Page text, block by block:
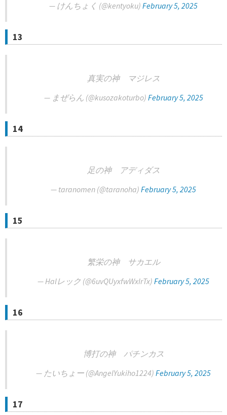
— けんちょく (@kentyoku) February 5, 2025
13
真実の神 マジレス
— まぜらん (@kusozakoturbo) February 5, 2025
14
足の神 アディダス
— taranomen (@taranoha) February 5, 2025
15
繁栄の神 サカエル
— Halレック (@6uvQUyxfwWxIrTx) February 5, 2025
16
博打の神 パチンカス
— たいちょー (@AngelYukiho1224) February 5, 2025
17